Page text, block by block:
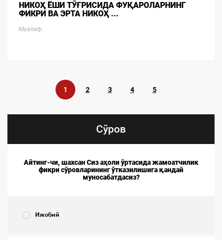
НИКОҲ ЁШИ ТЎҒРИСИДА ФУҚАРОЛАРНИНГ
ФИКРИ ВА ЭРТА НИКОҲ ...
Муалиф:
1 2 3 4 5
Сўров
Айтинг-чи, шахсан Сиз аҳоли ўртасида жамоатчилик
фикри сўровларининг ўтказилишига қандай
муносабатдасиз?
Ижобий